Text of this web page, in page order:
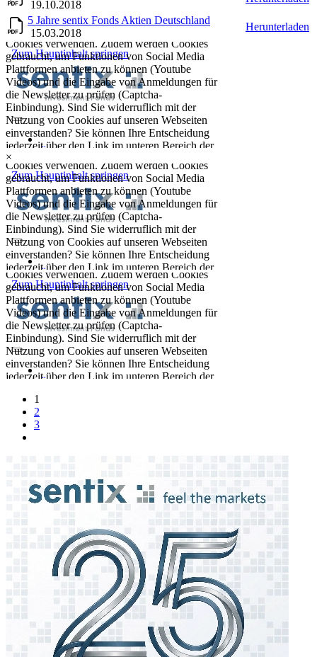
19.10.2018
5 Jahre sentix Fonds Aktien Deutschland
15.03.2018
Herunterladen
×
1
2
3